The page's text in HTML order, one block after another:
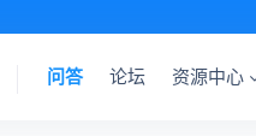
问答 论坛 资源中心